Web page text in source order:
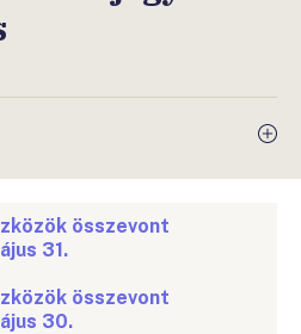
összevont
31.
összevont
30.